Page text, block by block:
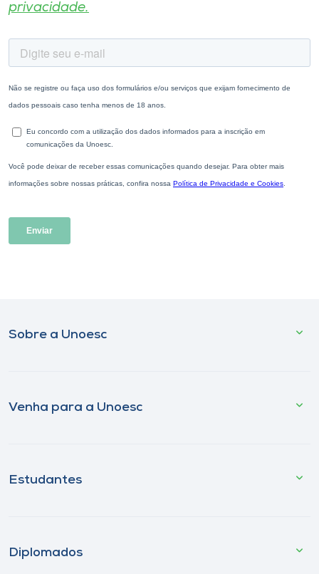
privacidade.
Sobre a Unoesc
Venha para a Unoesc
Estudantes
Diplomados